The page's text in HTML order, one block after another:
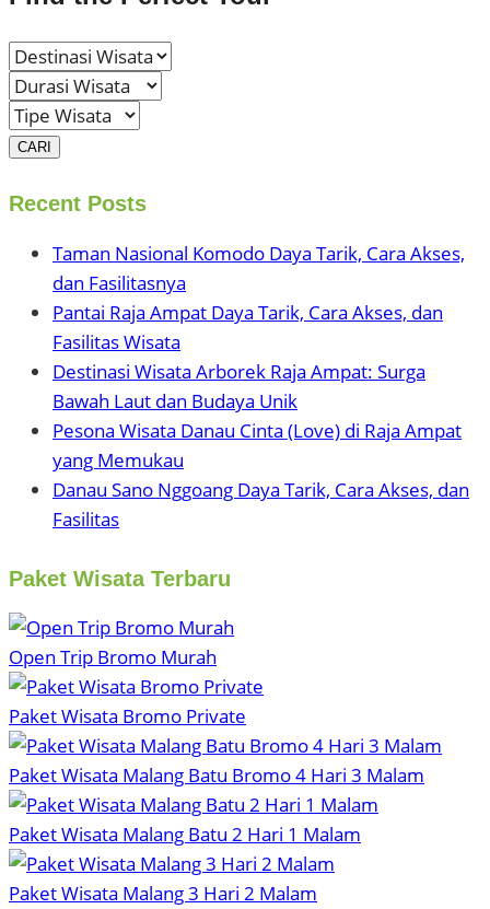
CARI
Recent Posts
Taman Nasional Komodo Daya Tarik, Cara Akses,
dan Fasilitasnya
Pantai Raja Ampat Daya Tarik, Cara Akses, dan
Fasilitas Wisata
Destinasi Wisata Arborek Raja Ampat: Surga
Bawah Laut dan Budaya Unik
Pesona Wisata Danau Cinta (Love) di Raja Ampat
yang Memukau
Danau Sano Nggoang Daya Tarik, Cara Akses, dan
Fasilitas
Paket Wisata Terbaru
Open Trip Bromo Murah
Paket Wisata Bromo Private
Paket Wisata Malang Batu Bromo 4 Hari 3 Malam
Paket Wisata Malang Batu 2 Hari 1 Malam
Paket Wisata Malang 3 Hari 2 Malam